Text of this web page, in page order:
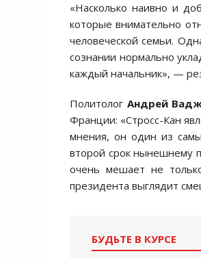
«Насколько наивно и
которые внимательно
человеческой семьи.
сознании нормально
каждый начальник», —
Политолог Андрей
Франции: «Стросс-Кан
мнения, он один из
второй срок нынешнему
очень мешает не
президента выглядит
БУДЬТЕ В КУРСЕ